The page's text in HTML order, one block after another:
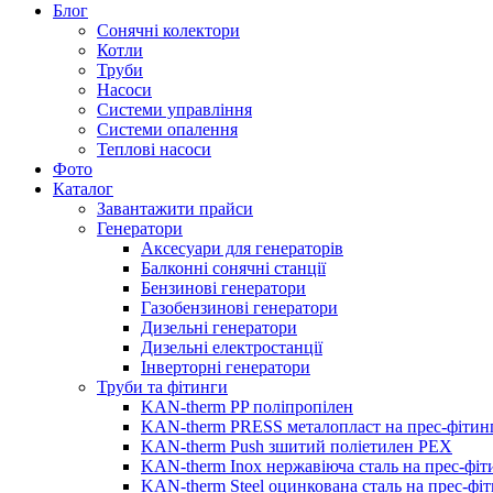
Блог
Сонячні колектори
Котли
Труби
Насоси
Системи управління
Системи опалення
Теплові насоси
Фото
Каталог
Завантажити прайси
Генератори
Аксесуари для генераторів
Балконні сонячні станції
Бензинові генератори
Газобензинові генератори
Дизельні генератори
Дизельні електростанції
Інверторні генератори
Труби та фітинги
KAN-therm PP поліпропілен
KAN-therm PRESS металопласт на прес-
KAN-therm Push зшитий поліетилен PEX
KAN-therm Inox нержавіюча сталь на прес-
KAN-therm Steel оцинкована сталь на прес-